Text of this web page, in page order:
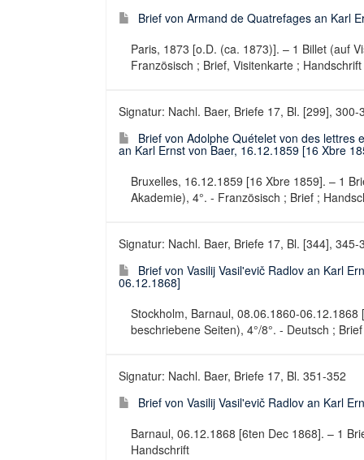
Brief von Armand de Quatrefages an Karl
Paris, 1873 [o.D. (ca. 1873)]. – 1 Billet (auf
Französisch ; Brief, Visitenkarte ; Handschrift
Signatur: Nachl. Baer, Briefe 17, Bl. [299], 300-
Brief von Adolphe Quételet von des lettres
an Karl Ernst von Baer, 16.12.1859 [16 Xbre
Bruxelles, 16.12.1859 [16 Xbre 1859]. – 1
Akademie), 4°. - Französisch ; Brief ;
Signatur: Nachl. Baer, Briefe 17, Bl. [344], 345-
Brief von Vasilij Vasil'evič Radlov an Karl
06.12.1868]
Stockholm, Barnaul, 08.06.1860-
beschriebene Seiten), 4°/8°. - Deutsch ;
Signatur: Nachl. Baer, Briefe 17, Bl. 351-352
Brief von Vasilij Vasil'evič Radlov an Karl
Barnaul, 06.12.1868 [6ten Dec 1868]. – 1
Handschrift